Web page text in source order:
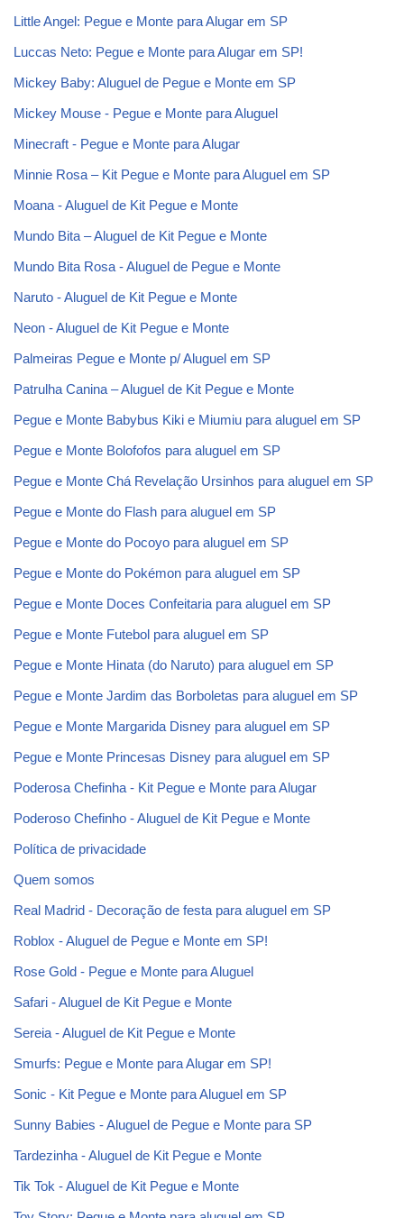
Little Angel: Pegue e Monte para Alugar em SP
Luccas Neto: Pegue e Monte para Alugar em SP!
Mickey Baby: Aluguel de Pegue e Monte em SP
Mickey Mouse - Pegue e Monte para Aluguel
Minecraft - Pegue e Monte para Alugar
Minnie Rosa – Kit Pegue e Monte para Aluguel em SP
Moana - Aluguel de Kit Pegue e Monte
Mundo Bita – Aluguel de Kit Pegue e Monte
Mundo Bita Rosa - Aluguel de Pegue e Monte
Naruto - Aluguel de Kit Pegue e Monte
Neon - Aluguel de Kit Pegue e Monte
Palmeiras Pegue e Monte p/ Aluguel em SP
Patrulha Canina – Aluguel de Kit Pegue e Monte
Pegue e Monte Babybus Kiki e Miumiu para aluguel em SP
Pegue e Monte Bolofofos para aluguel em SP
Pegue e Monte Chá Revelação Ursinhos para aluguel em SP
Pegue e Monte do Flash para aluguel em SP
Pegue e Monte do Pocoyo para aluguel em SP
Pegue e Monte do Pokémon para aluguel em SP
Pegue e Monte Doces Confeitaria para aluguel em SP
Pegue e Monte Futebol para aluguel em SP
Pegue e Monte Hinata (do Naruto) para aluguel em SP
Pegue e Monte Jardim das Borboletas para aluguel em SP
Pegue e Monte Margarida Disney para aluguel em SP
Pegue e Monte Princesas Disney para aluguel em SP
Poderosa Chefinha - Kit Pegue e Monte para Alugar
Poderoso Chefinho - Aluguel de Kit Pegue e Monte
Política de privacidade
Quem somos
Real Madrid - Decoração de festa para aluguel em SP
Roblox - Aluguel de Pegue e Monte em SP!
Rose Gold - Pegue e Monte para Aluguel
Safari - Aluguel de Kit Pegue e Monte
Sereia - Aluguel de Kit Pegue e Monte
Smurfs: Pegue e Monte para Alugar em SP!
Sonic - Kit Pegue e Monte para Aluguel em SP
Sunny Babies - Aluguel de Pegue e Monte para SP
Tardezinha - Aluguel de Kit Pegue e Monte
Tik Tok - Aluguel de Kit Pegue e Monte